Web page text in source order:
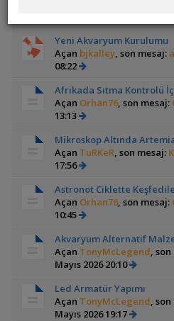
Yeni Akvaryum Kurulumu
Açan bjkalley, son mesaj:
08:22
Afrikada Sıtma Kontrolü
Açan Orhan76, son mesaj:
13:13
Mikroskop Altında Artemia
Açan TuRKeR, son mesaj:
17:56
Astronot Ciklette
Açan Orhan76, son mesaj:
10:45
Akvaryum Alternatif
Açan TonyMcLegend,
Mayıs 2026 20:10
Led Armatür Yapımı
Açan TonyMcLegend,
Mayıs 2026 19:17